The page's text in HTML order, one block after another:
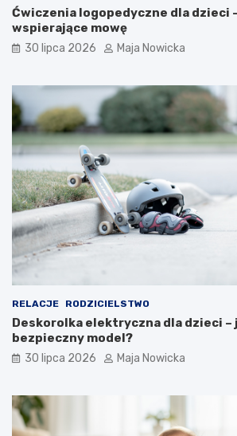
Ćwiczenia logopedyczne dla dzieci
wspierające mowę
30 lipca 2026 Maja Nowicka
RELACJE RODZICIELSTWO
Deskorolka elektryczna dla dzieci –
bezpieczny model?
30 lipca 2026 Maja Nowicka